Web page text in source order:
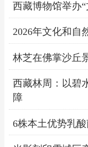
西藏博物馆举办
2026年文化和自
林芝在佛掌沙丘
西藏林周：以碧
障
6株本土优势乳